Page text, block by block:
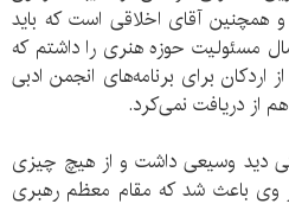
آقای اخلاقی است که باید
را پاسداشت. من ۱۴ سال مسئولیت حوزه هنری را داشتم که
بیش از ۱۰ سال از اردکان برای برنامه‌های انجمن ادبی
از دریافت نمی‌کرد.
دید وسیعی داشت و از هیچ چیزی
وی باعث شد که مقام معظم رهبری